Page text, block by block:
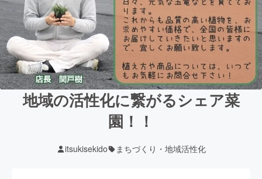
地域の活性化に繋がるシェア菜
園！！
itsukisekido まちづくり・地域活性化